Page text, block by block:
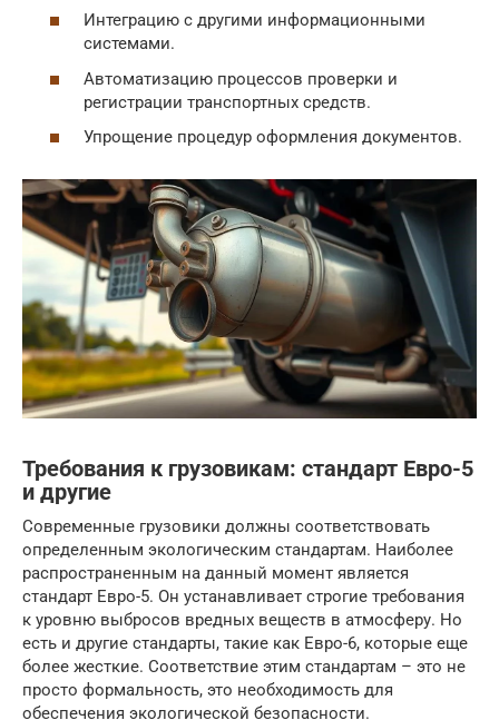
Интеграцию с другими информационными
системами.
Автоматизацию процессов проверки и
регистрации транспортных средств.
Упрощение процедур оформления документов.
Требования к грузовикам: стандарт Евро-5
и другие
Современные грузовики должны соответствовать
определенным экологическим стандартам. Наиболее
распространенным на данный момент является
стандарт Евро-5. Он устанавливает строгие требования
к уровню выбросов вредных веществ в атмосферу. Но
есть и другие стандарты, такие как Евро-6, которые еще
более жесткие. Соответствие этим стандартам – это не
просто формальность, это необходимость для
обеспечения экологической безопасности.